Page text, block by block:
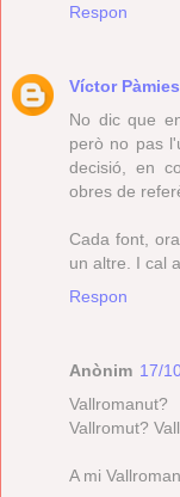
Respon
Víctor
No dic que
però no pas
decisió, en
obres de
Cada font,
un altre. I cal
Respon
Anònim 17/
Vallromut?
A mi